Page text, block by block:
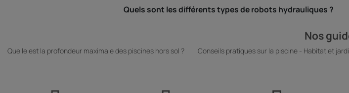
Quels sont les différents types de robots hydrauliques ?
Avant l’achat, il est nécessaire de choisir le type de robot
Le robot hydraulique à refoulement
Nos
Quelle est la profondeur maximale des piscines hors sol ? Conseils pratiques sur la piscine - Habitat et